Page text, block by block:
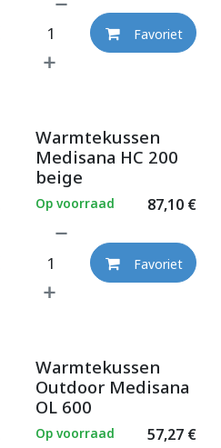
Favoriet
Warmtekussen
Medisana HC 200
beige
87,10€
Op voorraad
Favoriet
Warmtekussen
Outdoor Medisana
OL 600
57,27€
Op voorraad